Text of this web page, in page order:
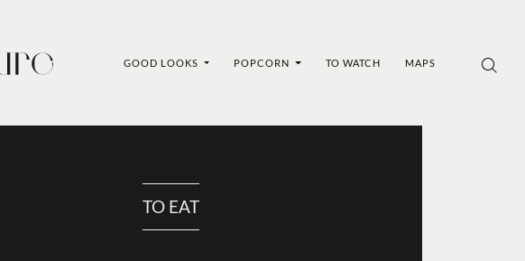
GOOD LOOKS POPCORN TO WATCH MAPS
TO EAT